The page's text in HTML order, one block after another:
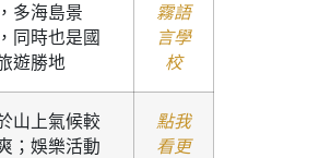
多海島景
同時也是國
遊勝地
霧語
言學
校
山上氣候較
；娛樂活動
點我
看更